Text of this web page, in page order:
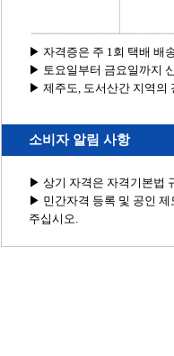
▶ 자격증은 주 1회 택배 배
▶ 토요일부터 금요일까지
▶ 제주도, 도서산간 지역의
소비자 알림 사항
▶ 상기 자격은 자격기본법
▶ 민간자격 등록 및 공인 제
주십시오.